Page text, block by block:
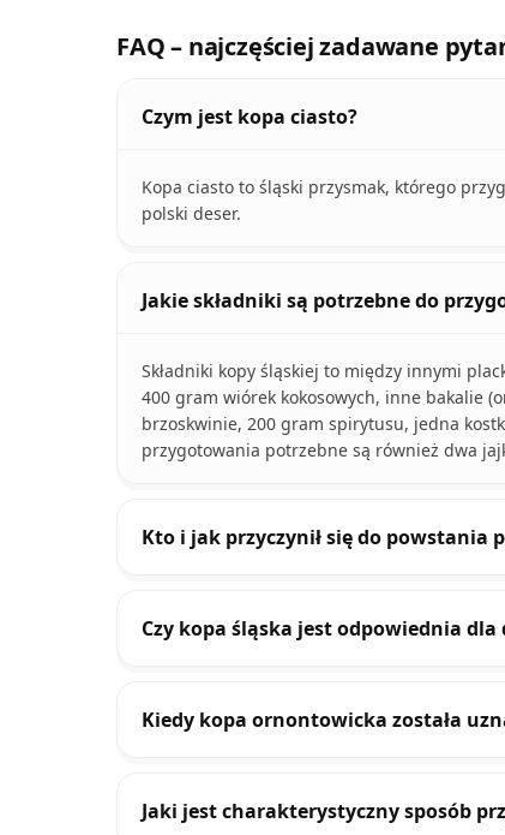
FAQ – najczęściej zadawane
Czym jest kopa ciasto?
Kopa ciasto to śląski przysmak, którego
polski deser.
Jakie składniki są potrzebne do
Składniki kopy śląskiej to między innymi
400 gram wiórek kokosowych, inne bakalie
brzoskwinie, 200 gram spirytusu, jedna
przygotowania potrzebne są również dwa
Kto i jak przyczynił się do powstania
Czy kopa śląska jest odpowiednia dla
Kiedy kopa ornontowicka została
Jaki jest charakterystyczny sposób